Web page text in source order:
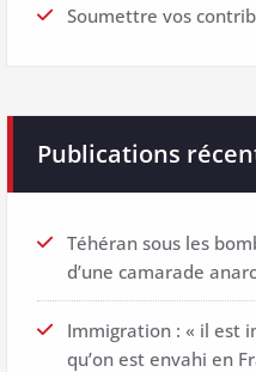
Soumettre vos
Publications
Téhéran sous les
d’une camarade
Immigration : « il est
qu’on est envahi en